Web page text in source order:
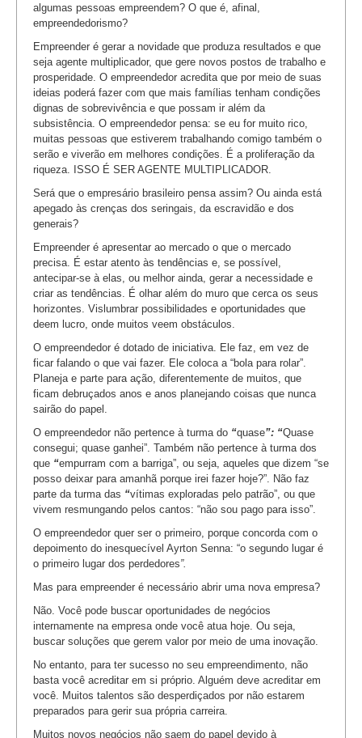
algumas pessoas empreendem? O que é, afinal,
empreendedorismo?
Empreender é gerar a novidade que produza resultados e que
seja agente multiplicador, que gere novos postos de trabalho e
prosperidade. O empreendedor acredita que por meio de suas
ideias poderá fazer com que mais famílias tenham condições
dignas de sobrevivência e que possam ir além da
subsistência. O empreendedor pensa: se eu for muito rico,
muitas pessoas que estiverem trabalhando comigo também o
serão e viverão em melhores condições. É a proliferação da
riqueza. ISSO É SER AGENTE MULTIPLICADOR.
Será que o empresário brasileiro pensa assim? Ou ainda está
apegado às crenças dos seringais, da escravidão e dos
generais?
Empreender é apresentar ao mercado o que o mercado
precisa. É estar atento às tendências e, se possível,
antecipar-se à elas, ou melhor ainda, gerar a necessidade e
criar as tendências. É olhar além do muro que cerca os seus
horizontes. Vislumbrar possibilidades e oportunidades que
deem lucro, onde muitos veem obstáculos.
O empreendedor é dotado de iniciativa. Ele faz, em vez de
ficar falando o que vai fazer. Ele coloca a “bola para rolar”.
Planeja e parte para ação, diferentemente de muitos, que
ficam debruçados anos e anos planejando coisas que nunca
sairão do papel.
O empreendedor não pertence à turma do “quase”: “Quase
consegui; quase ganhei”. Também não pertence à turma dos
que “empurram com a barriga”, ou seja, aqueles que dizem “se
posso deixar para amanhã porque irei fazer hoje?”. Não faz
parte da turma das “vítimas exploradas pelo patrão”, ou que
vivem resmungando pelos cantos: “não sou pago para isso”.
O empreendedor quer ser o primeiro, porque concorda com o
depoimento do inesquecível Ayrton Senna: “o segundo lugar é
o primeiro lugar dos perdedores”.
Mas para empreender é necessário abrir uma nova empresa?
Não. Você pode buscar oportunidades de negócios
internamente na empresa onde você atua hoje. Ou seja,
buscar soluções que gerem valor por meio de uma inovação.
No entanto, para ter sucesso no seu empreendimento, não
basta você acreditar em si próprio. Alguém deve acreditar em
você. Muitos talentos são desperdiçados por não estarem
preparados para gerir sua própria carreira.
Muitos novos negócios não saem do papel devido à